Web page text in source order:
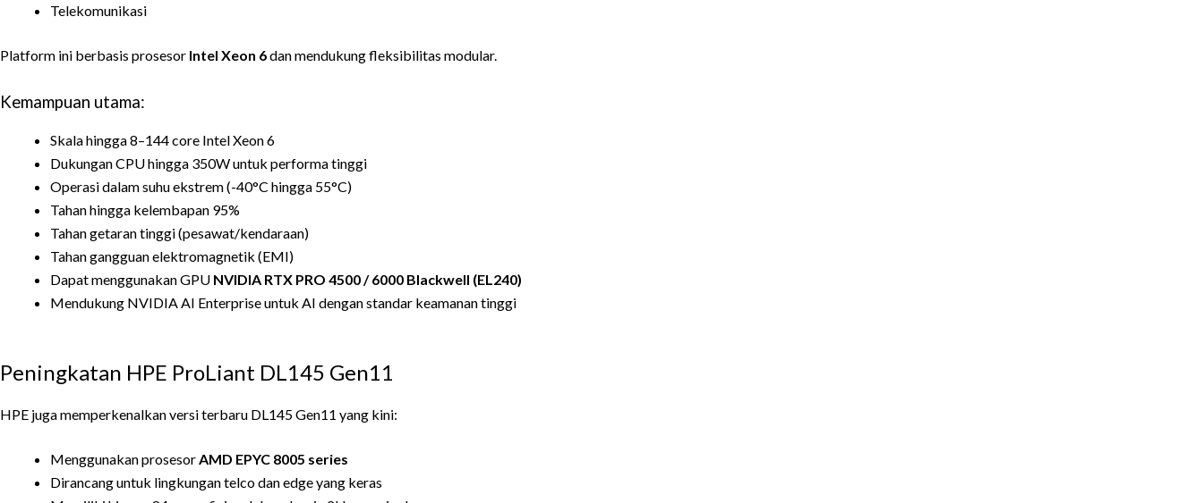
Telekomunikasi
Platform ini berbasis prosesor Intel Xeon 6dan mendukung fleksibilitas modular.
Kemampuan utama:
Skala hingga 8–144 core Intel Xeon 6
Dukungan CPU hingga 350W untuk performa tinggi
Operasi dalam suhu ekstrem (-40°C hingga 55°C)
Tahan hingga kelembapan 95%
Tahan getaran tinggi (pesawat/kendaraan)
Tahan gangguan elektromagnetik (EMI)
Dapat menggunakan GPU NVIDIA RTX PRO 4500 / 6000 Blackwell (EL240)
Mendukung NVIDIA AI Enterprise untuk AI dengan standar keamanan tinggi
Peningkatan HPE ProLiant DL145 Gen11
HPE juga memperkenalkan versi terbaru DL145 Gen11 yang kini:
Menggunakan prosesorAMD EPYC 8005 series
Dirancang untuk lingkungan telco dan edge yang keras